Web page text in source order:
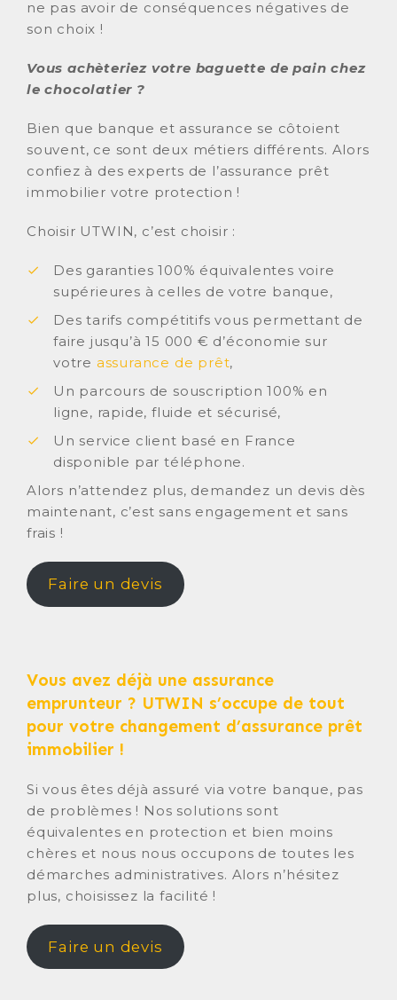
ne pas avoir de conséquences négatives de
son choix !
Vous achèteriez votre baguette de pain chez
le chocolatier ?
Bien que banque et assurance se côtoient
souvent, ce sont deux métiers différents. Alors
confiez à des experts de l’assurance prêt
immobilier votre protection !
Choisir UTWIN, c’est choisir :
Des garanties 100% équivalentes voire
supérieures à celles de votre banque,
Des tarifs compétitifs vous permettant de
faire jusqu’à 15 000 € d’économie sur
votre assurance de prêt,
Un parcours de souscription 100% en
ligne, rapide, fluide et sécurisé,
Un service client basé en France
disponible par téléphone.
Alors n’attendez plus, demandez un devis dès
maintenant, c’est sans engagement et sans
frais !
Faire un devis
Vous avez déjà une assurance
emprunteur ? UTWIN s’occupe de tout
pour votre changement d’assurance prêt
immobilier !
Si vous êtes déjà assuré via votre banque, pas
de problèmes ! Nos solutions sont
équivalentes en protection et bien moins
chères et nous nous occupons de toutes les
démarches administratives. Alors n’hésitez
plus, choisissez la facilité !
Faire un devis